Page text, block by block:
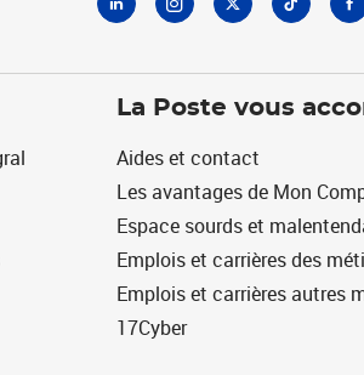
La Poste vous
Aides et contact
Les avantages de Mon
Espace sourds et
Emplois et carrières des
Emplois et carrières autres
17Cyber